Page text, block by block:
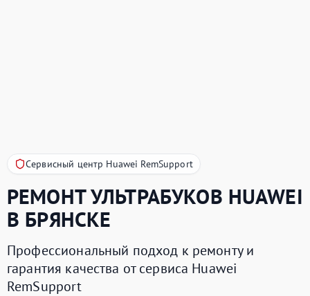
Сервисный центр Huawei RemSupport
РЕМОНТ УЛЬТРАБУКОВ HUAWEI
В БРЯНСКЕ
Профессиональный подход к ремонту и
гарантия качества от сервиса Huawei
RemSupport